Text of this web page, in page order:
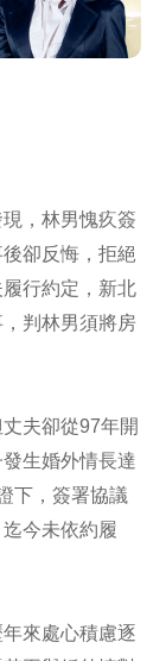
，林男愧疚簽
卻反悔，拒絕
行約定，新北
判林男須將房
夫卻從97年開
生婚外情長達
下，簽署協議
今未依約履
來處心積慮逐